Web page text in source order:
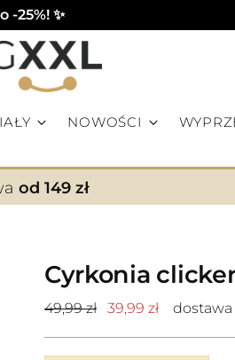
25%! ✨
NOWOŚCI
od 149 zł
Cyrkonia
Cena
49,99 zł 39,99 zł dostawa